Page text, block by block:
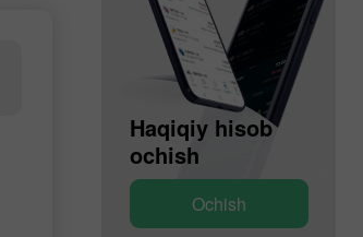
Учитесь с преподавателем
Haqiqiy hisob
ochish
Ochish